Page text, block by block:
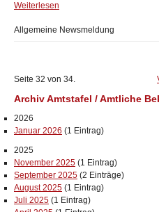
Weiterlesen
Allgemeine Newsmeldung
Seite 32 von 34.
Archiv Amtstafel / Amtliche
2026
Januar 2026 (1 Eintrag)
2025
November 2025 (1 Eintrag)
September 2025 (2 Einträge)
August 2025 (1 Eintrag)
Juli 2025 (1 Eintrag)